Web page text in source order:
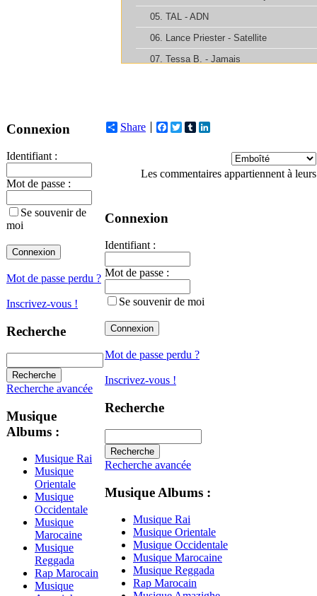
Connexion
Identifiant :
Mot de passe :
Se souvenir de
moi
Mot de passe perdu ?
Inscrivez-vous !
Recherche
Recherche avancée
Musique
Albums :
Musique Rai
Musique
Orientale
Musique
Occidentale
Musique
Marocaine
Musique
Reggada
Rap Marocain
Musique
Share Facebook
TwitterTumblr
Les commentaires appartiennent à
Connexion
Identifiant :
Mot de passe :
Se souvenir de moi
Mot de passe perdu ?
Inscrivez-vous !
Recherche
Recherche avancée
Musique Albums :
Musique Rai
Musique Orientale
Musique Occidentale
Musique Marocaine
Musique Reggada
Rap Marocain